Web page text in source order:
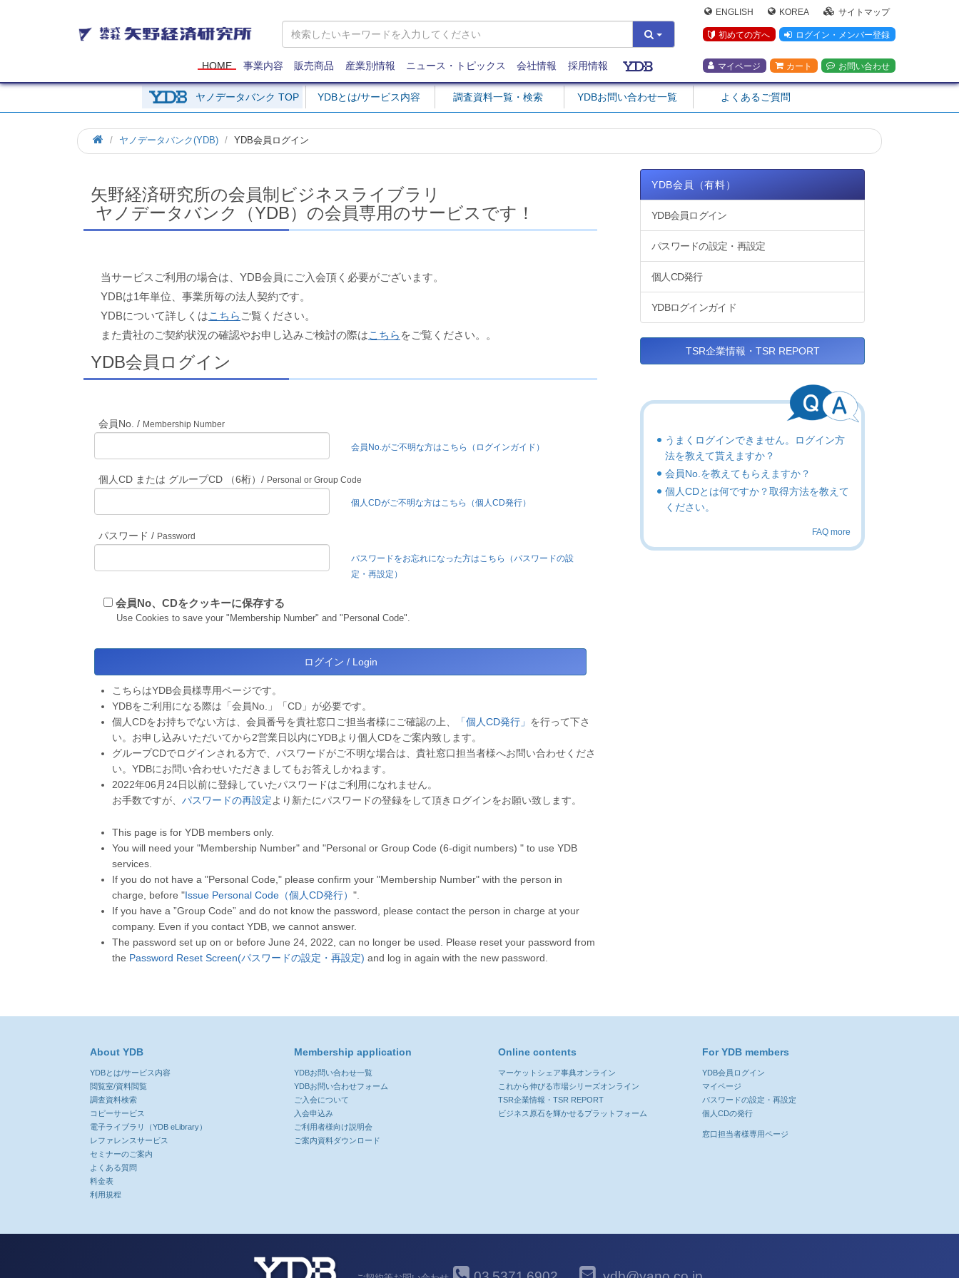
矢
野
研
究
所
ENGLISH KOREA サイトマップ
初めての方へ ログイン・メンバー登録
マイページ カート お問い合わせ
HOME 事業内容 販売商品 産業別情報 ニュース・トピックス 会社情報 採用情報
ヤノデータバンク TOP YDBとは/サービス内容 調査資料一覧・検索 YDBお問い合わせ一覧 よくあるご質問
ホ
ー
ヤノデータバンク(YDB) YDB会員ログイン
矢野経済研究所の会員制ビジネスライブラリ
ヤノデータバンク（YDB）の会員専用のサービスです！
当サービスご利用の場合は、YDB会員にご入会頂く必要がございます。
YDBは1年単位、事業所毎の法人契約です。
YDBについて詳しくはこちら ご覧ください。
また貴社のご契約状況の確認やお申し込みご検討の際はこちら をご覧ください。。
YDB会員ログイン
会員No. / Membership Number
会員No.がご不明な方はこちら（ログインガイド）
個人CD または グループCD （6桁）/ Personal or Group Code
個人CDがご不明な方はこちら（個人CD発行）
パスワード / Password
パスワードをお忘れになった方はこちら（パスワードの設
定・再設定）
会員No、CDをクッキーに保存する
Use Cookies to save your "Membership Number" and "Personal Code".
こちらはYDB会員様専用ページです。
YDBをご利用になる際は「会員No.」「CD」が必要です。
個人CDをお持ちでない方は、会員番号を貴社窓口ご担当者様にご確認の上、
「個人CD発行」 を行って下さ
い。お申し込みいただいてから2営業日以内にYDBより個人CDをご案内致します。
グループCDでログインされる方で、パスワードがご不明な場合は、貴社窓口担当者様へお問い合わせくださ
い。YDBにお問い合わせいただきましてもお答えしかねます。
2022年06月24日以前に登録していたパスワードはご利用になれません。
お手数ですが、 パスワードの再設定より新たにパスワードの登録をして頂きログインをお願い致します。
This page is for YDB members only.
You will need your "Membership Number" and "Personal or Group Code (6-digit numbers) " to use YDB
services.
If you do not have a "Personal Code," please confirm your "Membership Number" with the person in
charge, before "Issue Personal Code（個人CD発行） ".
If you have a ”Group Code” and do not know the password, please contact the person in charge at your
company. Even if you contact YDB, we cannot answer.
The password set up on or before June 24, 2022, can no longer be used. Please reset your password from
the Password Reset Screen(パスワードの設定・再設定) and log in again with the new password.
YDB会員（有料）
YDB会員ログイン
パスワードの設定・再設定
個人CD発行
YDBログインガイド
TSR企業情報・TSR REPORT
うまくログインできません。ログイン方
法を教えて貰えますか？
会員No.を教えてもらえますか？
個人CDとは何ですか？取得方法を教えて
ください。
FAQ more
About YDB
YDBとは/サービス内容
閲覧室/資料閲覧
調査資料検索
コピーサービス
電子ライブラリ（YDB eLibrary）
レファレンスサービス
セミナーのご案内
よくある質問
料金表
利用規程
Membership application
YDBお問い合わせ一覧
YDBお問い合わせフォーム
ご入会について
入会申込み
ご利用者様向け説明会
ご案内資料ダウンロード
Online contents
マーケットシェア事典オンライン
これから伸びる市場シリーズオンライン
TSR企業情報・TSR REPORT
ビジネス原石を輝かせるプラットフォーム
For YDB members
YDB会員ログイン
マイページ
パスワードの設定・再設定
個人CDの発行
窓口担当者様専用ページ